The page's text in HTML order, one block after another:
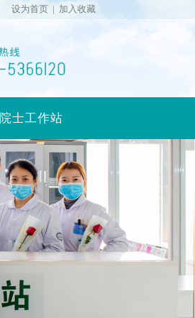
设为首页 加入收藏
院士工作站